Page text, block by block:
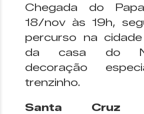
Chegada do
18/nov às 19h,
percurso na
da casa do
decoração
trenzinho.
Santa Cruz